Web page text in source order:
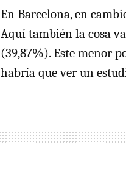
En Barcelona, en
Aquí también la cosa
(39,87%). Este menor
habría que ver un